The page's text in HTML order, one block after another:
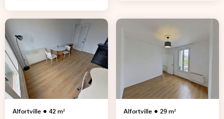
Alfortville 42m² Alfortville 29m²